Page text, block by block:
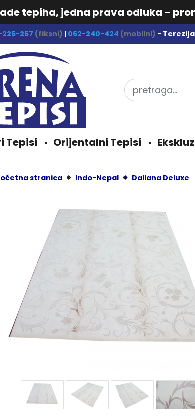
tepiha, jedna prava odluka –
267 (fiksni) | 062-240-424 (mobilni) -
Tepisi Orijentalni Tepisi
stranica Indo-Nepal Daliana Deluxe